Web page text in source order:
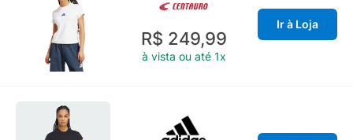
R$ 249,99
à vista ou até 1x
Ir à Loja